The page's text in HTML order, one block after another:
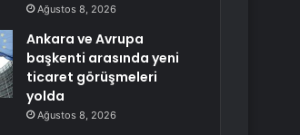
Ağustos 8, 2026
Ankara ve Avrupa
başkenti arasında yeni
ticaret görüşmeleri
yolda
Ağustos 8, 2026